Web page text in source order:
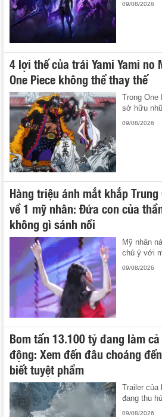
09/08/2026
4 lợi thế của trái Yami Yami no
One Piece không thể thay thế
Trong One
sở hữu
09/08/2026
Hàng triệu ánh mắt khắp
về 1 mỹ nhân: Đứa con của
không gì sánh nổi
Mỹ nhân
chú ý với
09/08/2026
Bom tấn 13.100 tỷ đang làm
động: Xem đến đâu choáng
biết tuyệt phẩm
Trailer của
đang thu
09/08/2026